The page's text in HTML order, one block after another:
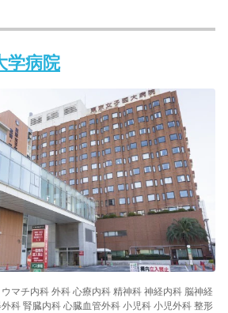
学病院
マチ内科 外科 心療内科 精神科 神経内科 脳神経
科 腎臓内科 心臓血管外科 小児科 小児外科 整形